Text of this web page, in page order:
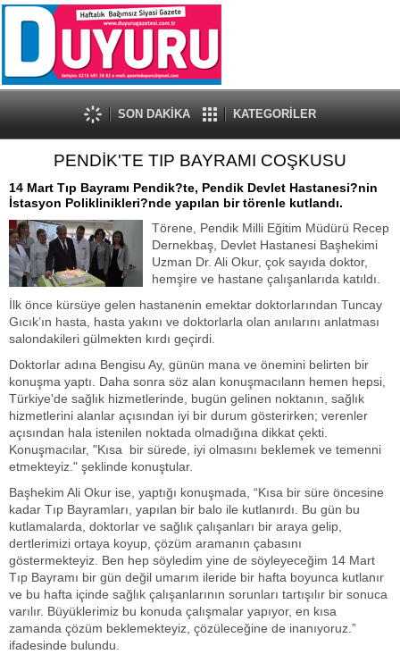
SON DAKİKA KATEGORİLER
PENDİK'TE TIP BAYRAMI COŞKUSU
14 Mart Tıp Bayramı Pendik?te, Pendik Devlet Hastanesi?nin
İstasyon Poliklinikleri?nde yapılan bir törenle kutlandı.
Törene, Pendik Milli Eğitim Müdürü Recep
Dernekbaş, Devlet Hastanesi Başhekimi
Uzman Dr. Ali Okur, çok sayıda doktor,
hemşire ve hastane çalışanlarıda katıldı.
İlk önce kürsüye gelen hastanenin emektar doktorlarından Tuncay
Gıcık’ın hasta, hasta yakını ve doktorlarla olan anılarını anlatması
salondakileri gülmekten kırdı geçirdi.
Doktorlar adına Bengisu Ay, günün mana ve önemini belirten bir
konuşma yaptı. Daha sonra söz alan konuşmacılann hemen hepsi,
Türkiye'de sağlık hizmetlerinde, bugün gelinen noktanın, sağlık
hizmetlerini alanlar açısından iyi bir durum gösterirken; verenler
açısından hala istenilen noktada olmadığına dikkat çekti.
Konuşmacılar, "Kısa
bir sürede, iyi olmasını beklemek ve temenni
etmekteyiz." şeklinde konuştular.
Başhekim Ali Okur ise, yaptığı konuşmada, “Kısa bir süre öncesine
kadar Tıp Bayramları, yapılan bir balo ile kutlanırdı. Bu gün bu
kutlamalarda, doktorlar ve sağlık çalışanları bir araya gelip,
dertlerimizi ortaya koyup, çözüm aramanın çabasını
göstermekteyiz. Ben hep söyledim yine de söyleyeceğim 14 Mart
Tıp Bayramı bir gün değil umarım ileride bir hafta boyunca kutlanır
ve bu hafta içinde sağlık çalışanlarının sorunları tartışılır bir sonuca
varılır. Büyüklerimiz bu konuda çalışmalar yapıyor, en kısa
zamanda çözüm beklemekteyiz, çözüleceğine de inanıyoruz.”
ifadesinde bulundu.